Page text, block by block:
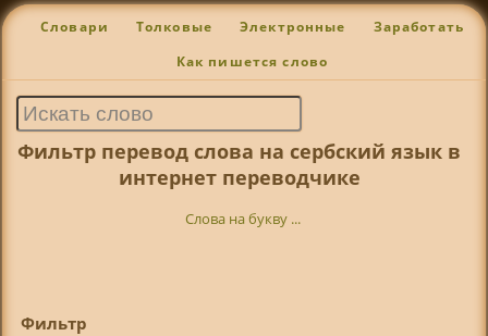
Словари Толковые Электронные Заработать
Как пишется слово
Фильтр перевод слова на сербский язык в
интернет переводчике
Слова на букву ...
Фильтр